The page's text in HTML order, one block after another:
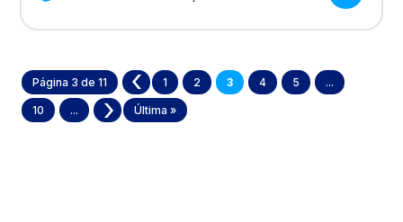
Página 3 de 11 « 1 2 3 4 5 ...
10 ... » Última »